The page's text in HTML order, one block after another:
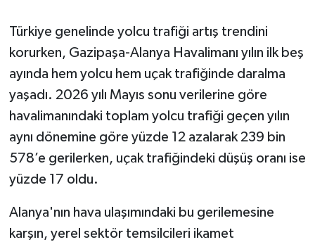
Türkiye genelinde yolcu trafiği artış trendini
korurken, Gazipaşa-Alanya Havalimanı yılın ilk beş
ayında hem yolcu hem uçak trafiğinde daralma
yaşadı. 2026 yılı Mayıs sonu verilerine göre
havalimanındaki toplam yolcu trafiği geçen yılın
aynı dönemine göre yüzde 12 azalarak 239 bin
578’e gerilerken, uçak trafiğindeki düşüş oranı ise
yüzde 17 oldu.
Alanya'nın hava ulaşımındaki bu gerilemesine
karşın, yerel sektör temsilcileri ikamet